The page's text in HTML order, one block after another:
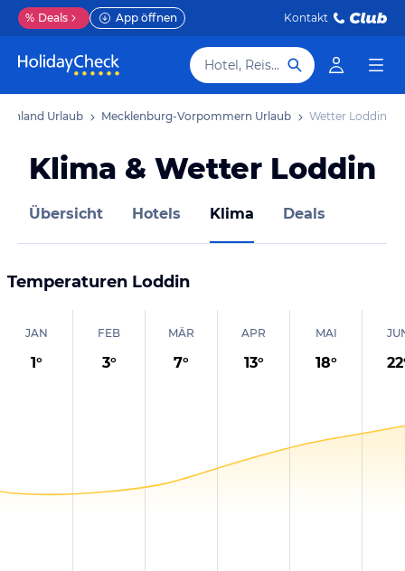
% Deals App öffnen Kontakt
Hotel, Reiseziel
Urlaub Mecklenburg-Vorpommern Urlaub Wetter Loddin
Klima & Wetter Loddin
Übersicht Hotels Klima Deals
Temperaturen Loddin
JAN
1°
FEB
3°
MÄR
7°
APR
13°
MAI
18° 22